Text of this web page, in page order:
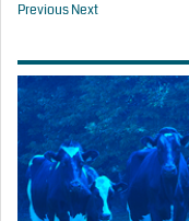
PreviousNext